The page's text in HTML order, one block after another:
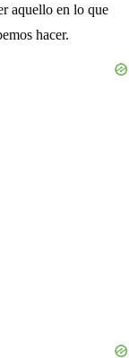
aquello en lo que
hacer.